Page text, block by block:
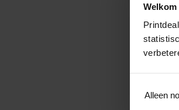
Alleen